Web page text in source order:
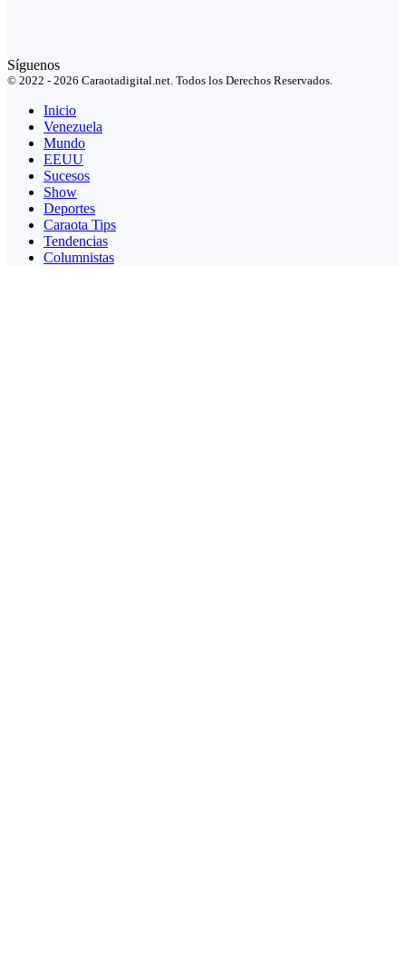
Síguenos
© 2022 - 2026 Caraotadigital.net. Todos los Derechos Reservados.
Inicio
Venezuela
Mundo
EEUU
Sucesos
Show
Deportes
Caraota Tips
Tendencias
Columnistas